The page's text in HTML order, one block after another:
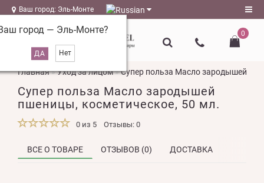
Ваш город: Эль-Монте
город — Эль-Монте?
Регистрация
Авторизация
magazin@l-
naturel.ru
закладки
0
Главная Уход за лицом Супер польза Масло зародышей
Супер польза Масло зародышей
пшеницы, косметическое, 50 мл.
0 из 5 Отзывы: 0
ВСЕ О ТОВАРЕ ОТЗЫВОВ (0) ДОСТАВКА